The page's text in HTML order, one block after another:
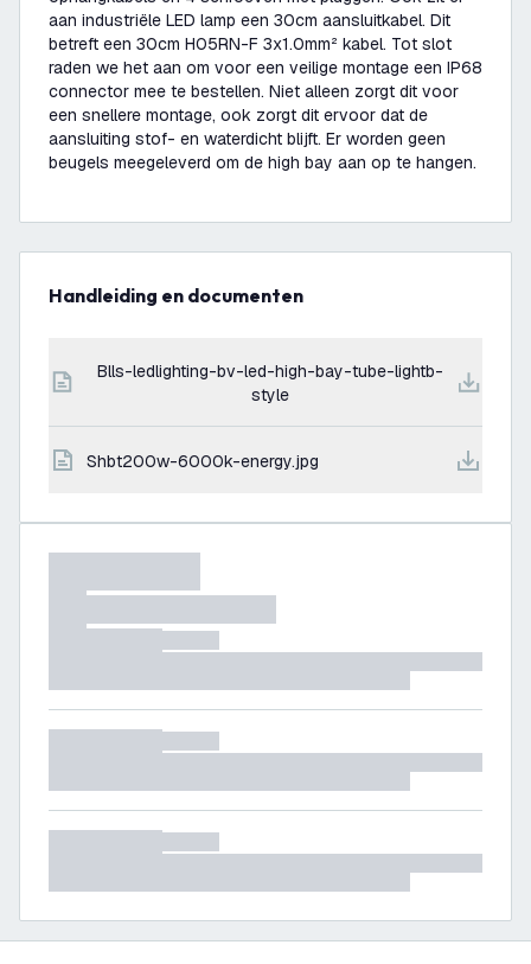
aan industriële LED lamp een 30cm aansluitkabel. Dit
betreft een 30cm H05RN-F 3x1.0mm² kabel. Tot slot
raden we het aan om voor een veilige montage een IP68
connector mee te bestellen. Niet alleen zorgt dit voor
een snellere montage, ook zorgt dit ervoor dat de
aansluiting stof- en waterdicht blijft. Er worden geen
beugels meegeleverd om de high bay aan op te hangen.
Handleiding en documenten
blls-ledlighting-bv-led-high-bay-tube-lightb-
style
shbt200w-6000k-energy.jpg